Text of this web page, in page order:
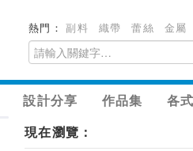
熱門：副料 織帶 蕾絲 金屬
設計分享 作品集
各
現在瀏覽：